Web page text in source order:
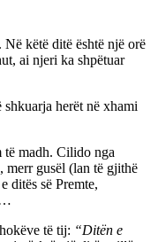
këtë ditë është një orë
ai njeri ka shpëtuar
herët në xhami
të madh. Cilido nga
merr gusël (lan të gjithë
ditës së Premte,
të tij: “Ditën e